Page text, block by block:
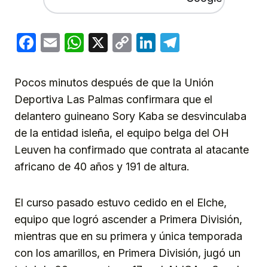
Facebook
EmailWhatsApp
X
CopyLinkedIn
Pocos minutos después de que la Unión
Deportiva Las Palmas confirmara que el
delantero guineano Sory Kaba se desvinculaba
de la entidad isleña, el equipo belga del OH
Leuven ha confirmado que contrata al atacante
africano de 40 años y 191 de altura.
El curso pasado estuvo cedido en el Elche,
equipo que logró ascender a Primera División,
mientras que en su primera y única temporada
con los amarillos, en Primera División, jugó un